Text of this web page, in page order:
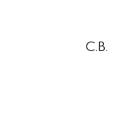
С.В.